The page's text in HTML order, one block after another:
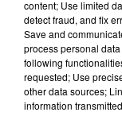
content; Use limited
detect fraud, and fix
Save and
process personal
following
requested; Use
other data sources;
information